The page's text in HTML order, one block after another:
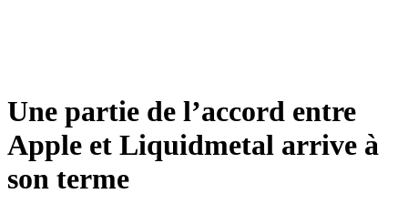
Une partie de l’accord entre
Apple et Liquidmetal arrive à
son terme